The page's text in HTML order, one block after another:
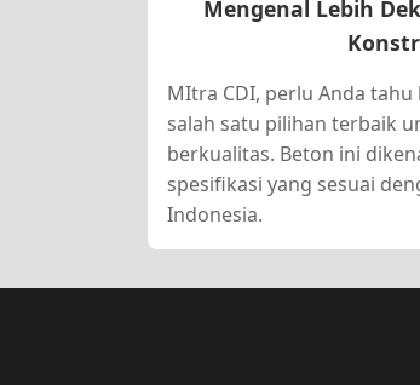
Mengenal Lebih
MItra CDI, perlu Anda tahu
salah satu pilihan terbaik
berkualitas. Beton ini
spesifikasi yang sesuai
Indonesia.